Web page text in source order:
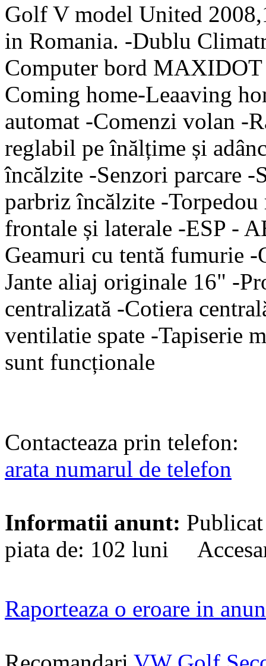
Golf V model United
in Romania. -Dublu
Computer bord
Coming home-Leaaving
automat -Comenzi volan -
reglabil pe înălțime și
încălzite -Senzori parcare
parbriz încălzite -
frontale și laterale -ESP -
Geamuri cu tentă fumurie
Jante aliaj originale 16" -
centralizată -Cotiera
ventilatie spate -Tapiserie
sunt funcționale
Contacteaza prin telefon:
arata numarul de telefon
Informatii anunt:
piata de: 102 luni
Raporteaza o eroare in